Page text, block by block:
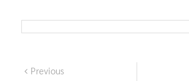
แนะแนว
PreviousPrevious